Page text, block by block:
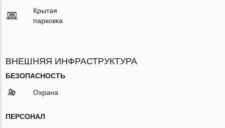
Крытая
парковка
ВНЕШНЯЯ ИНФРАСТРУКТУРА
БЕЗОПАСНОСТЬ
Охрана
ПЕРСОНАЛ